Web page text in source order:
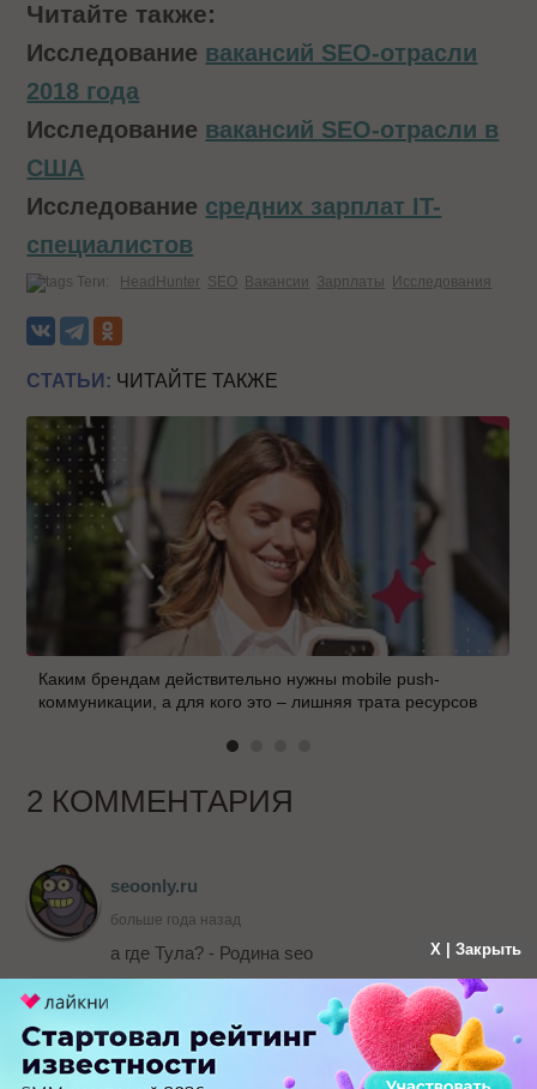
Читайте также:
Исследование вакансий SEO-отрасли
2018 года
Исследование вакансий SEO-отрасли в
США
Исследование средних зарплат IT-
специалистов
Теги: HeadHunter SEO Вакансии Зарплаты Исследования
СТАТЬИ: ЧИТАЙТЕ ТАКЖЕ
Каким брендам действительно нужны mobile push-
коммуникации, а для кого это – лишняя трата ресурсов
2 КОММЕНТАРИЯ
seoonly.ru
больше года назад
а где Тула? - Родина seo
Гость
seoonly.ru
больше года назад
X | Закрыть